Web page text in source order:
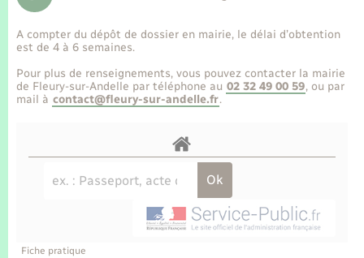
Etat-civil - Papiers - Citoyenneté
Mariage – PACS
Parrainage civil
Logement - Urbanisme
Nouvel habitant
Transports scolaires
Travaux - Autorisation d’occupation de l’espace
public
Compétences
Plan interactif
La Communauté de communes
A compter du dépôt de dossier en mairie, le délai d’obtention
est de 4 à 6 semaines.
Pour plus de renseignements, vous pouvez contacter la mairie
de Fleury-sur-Andelle par téléphone au 02 32 49 00 59, ou par
mail à contact@fleury-sur-andelle.fr.
Fiche pratique